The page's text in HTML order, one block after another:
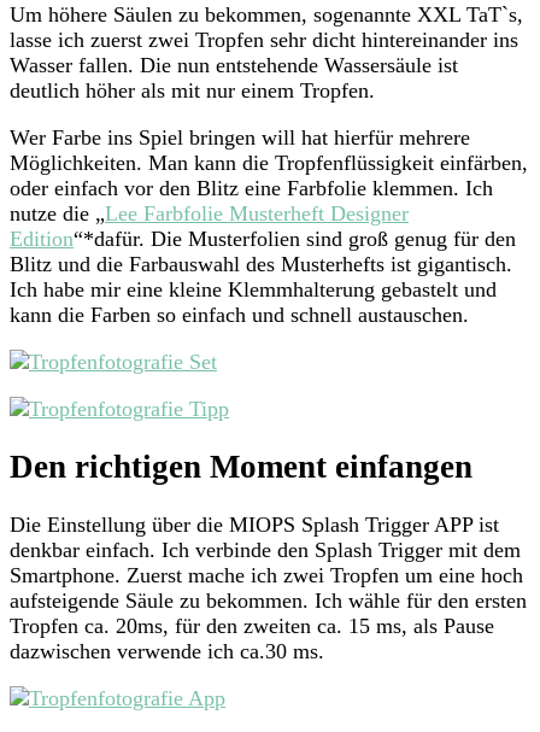
Um höhere Säulen zu bekommen, sogenannte XXL TaT`s,
lasse ich zuerst zwei Tropfen sehr dicht hintereinander ins
Wasser fallen. Die nun entstehende Wassersäule ist
deutlich höher als mit nur einem Tropfen.
Wer Farbe ins Spiel bringen will hat hierfür mehrere
Möglichkeiten. Man kann die Tropfenflüssigkeit einfärben,
oder einfach vor den Blitz eine Farbfolie klemmen. Ich
nutze die „Lee Farbfolie Musterheft Designer
Edition“*dafür. Die Musterfolien sind groß genug für den
Blitz und die Farbauswahl des Musterhefts ist gigantisch.
Ich habe mir eine kleine Klemmhalterung gebastelt und
kann die Farben so einfach und schnell austauschen.
Den richtigen Moment einfangen
Die Einstellung über die MIOPS Splash Trigger APP ist
denkbar einfach. Ich verbinde den Splash Trigger mit dem
Smartphone. Zuerst mache ich zwei Tropfen um eine hoch
aufsteigende Säule zu bekommen. Ich wähle für den ersten
Tropfen ca. 20ms, für den zweiten ca. 15 ms, als Pause
dazwischen verwende ich ca.30 ms.